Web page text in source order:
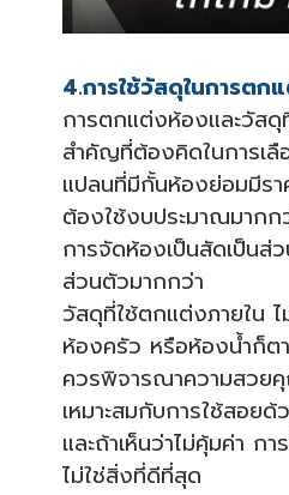
4.การใช้วัสดุในการตก
การตกแต่งห้องและวัสดุ
สำคัญที่ต้องคิดในการเลื
แปลนที่มีกั้นห้องย่อมมีรา
ต้องใช้งบประมาณมากก
การจัดห้องเป็นสัดเป็นส่
ส่วนตัวมากกว่า
วัสดุที่ใช้ตกแต่งภายใน ไ
ห้องครัว หรือห้องน้ำก็ต
ควรพิจารณาความสวย
เหมาะสมกับการใช้สอยด้
และถ้าเห็นว่าไม่คุ้มค่า ก
ไม่ใช่สิ่งที่ดีที่สุด